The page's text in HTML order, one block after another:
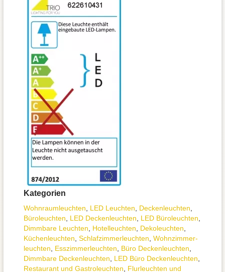
Kategorien
Wohnraum­leuchten LED Leuchten Decken­leuchten
Büroleuchten
LED Deckenleuchten LED Büroleuchten
Dimmbare Leuchten
Hotelleuchten Dekoleuchten
Küchenleuchten Schlafzimmer­leuchten Wohnzimmer­
leuchten
Esszimmer­­leuchten Büro Deckenleuchten
Dimmbare Deckenleuchten
LED Büro Deckenleuchten
Restaurant und Gastroleuchten
Flurleuchten und